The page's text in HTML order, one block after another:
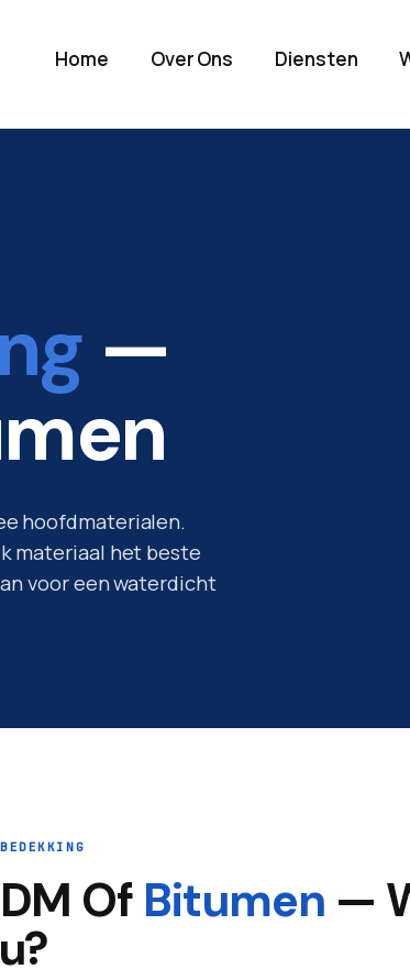
Home Over Ons Diensten
—
hoofdmaterialen.
materiaal het beste
voor een waterdicht
Of Bitumen —